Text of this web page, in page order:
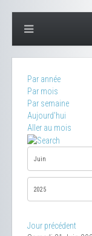
Par année
Par mois
Par semaine
Aujourd'hui
Aller au mois
Jour précédent